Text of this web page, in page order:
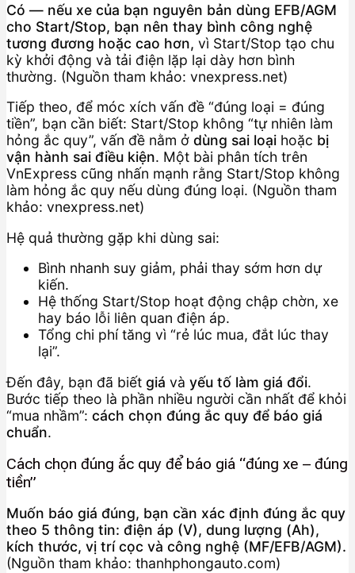
Có — nếu xe của bạn nguyên bản dùng EFB/AGM
cho Start/Stop, bạn nên thay bình công nghệ
tương đương hoặc cao hơn, vì Start/Stop tạo chu
kỳ khởi động và tải điện lặp lại dày hơn bình
thường. (Nguồn tham khảo: vnexpress.net)
Tiếp theo, để móc xích vấn đề “đúng loại = đúng
tiền”, bạn cần biết: Start/Stop không “tự nhiên làm
hỏng ắc quy”, vấn đề nằm ở dùng sai loại hoặc bị
vận hành sai điều kiện. Một bài phân tích trên
VnExpress cũng nhấn mạnh rằng Start/Stop không
làm hỏng ắc quy nếu dùng đúng loại. (Nguồn tham
khảo: vnexpress.net)
Hệ quả thường gặp khi dùng sai:
Bình nhanh suy giảm, phải thay sớm hơn dự
kiến.
Hệ thống Start/Stop hoạt động chập chờn, xe
hay báo lỗi liên quan điện áp.
Tổng chi phí tăng vì “rẻ lúc mua, đắt lúc thay
lại”.
Đến đây, bạn đã biết giá và yếu tố làm giá đổi.
Bước tiếp theo là phần nhiều người cần nhất để khỏi
“mua nhầm”: cách chọn đúng ắc quy để báo giá
chuẩn.
Cách chọn đúng ắc quy để báo giá “đúng xe – đúng
tiền”
Muốn báo giá đúng, bạn cần xác định đúng ắc quy
theo 5 thông tin: điện áp (V), dung lượng (Ah),
kích thước, vị trí cọc và công nghệ (MF/EFB/AGM).
(Nguồn tham khảo: thanhphongauto.com)